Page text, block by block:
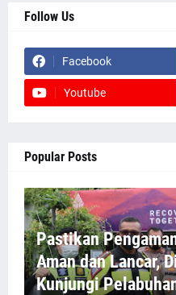
Follow Us
Facebook
Youtube
Popular Posts
Pastikan
Aman dan Lancar,
Kunjungi